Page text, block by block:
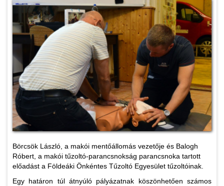
Börcsök László, a makói mentőállomás vezetője és Balogh
Róbert, a makói tűzoltó-parancsnokság parancsnoka tartott
előadást a Földeáki Önkéntes Tűzoltó Egyesület tűzoltóinak.
Egy határon túl átnyúló pályázatnak köszönhetően számos